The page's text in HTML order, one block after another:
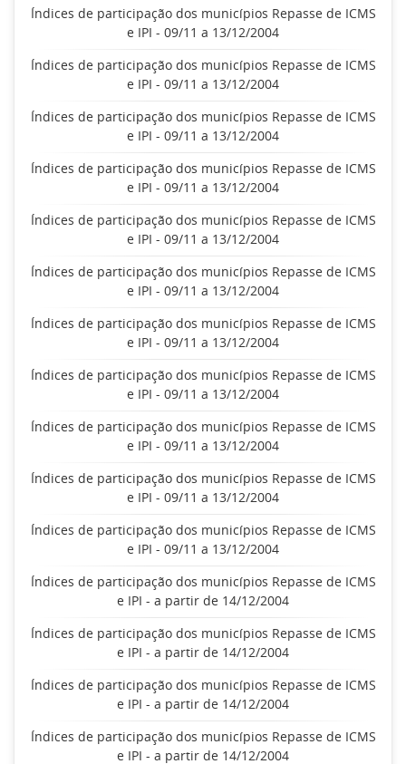
Índices de participação dos municípios Repasse de ICMS
e IPI - 09/11 a 13/12/2004
Índices de participação dos municípios Repasse de ICMS
e IPI - 09/11 a 13/12/2004
Índices de participação dos municípios Repasse de ICMS
e IPI - 09/11 a 13/12/2004
Índices de participação dos municípios Repasse de ICMS
e IPI - 09/11 a 13/12/2004
Índices de participação dos municípios Repasse de ICMS
e IPI - 09/11 a 13/12/2004
Índices de participação dos municípios Repasse de ICMS
e IPI - 09/11 a 13/12/2004
Índices de participação dos municípios Repasse de ICMS
e IPI - 09/11 a 13/12/2004
Índices de participação dos municípios Repasse de ICMS
e IPI - 09/11 a 13/12/2004
Índices de participação dos municípios Repasse de ICMS
e IPI - 09/11 a 13/12/2004
Índices de participação dos municípios Repasse de ICMS
e IPI - 09/11 a 13/12/2004
Índices de participação dos municípios Repasse de ICMS
e IPI - 09/11 a 13/12/2004
Índices de participação dos municípios Repasse de ICMS
e IPI - a partir de 14/12/2004
Índices de participação dos municípios Repasse de ICMS
e IPI - a partir de 14/12/2004
Índices de participação dos municípios Repasse de ICMS
e IPI - a partir de 14/12/2004
Índices de participação dos municípios Repasse de ICMS
e IPI - a partir de 14/12/2004